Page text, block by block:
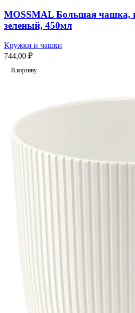
MOSSMAL Большая чашка,
зеленый, 450мл
Кружки и чашки
744,00 ₽
В корзину